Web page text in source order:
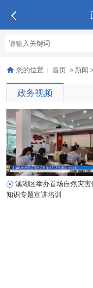
您的位置： 首页 > 新闻
政务视频
溪湖区举办首场自然灾害
知识专题宣讲培训